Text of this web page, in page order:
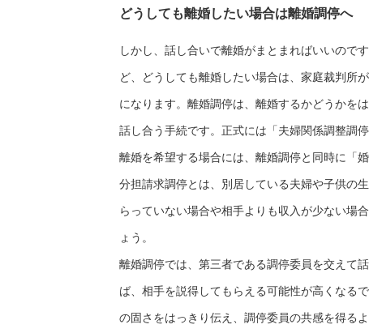
どうしても離婚したい場合は離婚調停へ
しかし、話し合いで離婚がまとまればいいので
ど、どうしても離婚したい場合は、家庭裁判所
になります。離婚調停は、離婚するかどうかを
話し合う手続です。正式には「夫婦関係調整調
離婚を希望する場合には、離婚調停と同時に「
分担請求調停とは、別居している夫婦や子供の
らっていない場合や相手よりも収入が少ない場
ょう。
離婚調停では、第三者である調停委員を交えて
ば、相手を説得してもらえる可能性が高くなる
の固さをはっきり伝え、調停委員の共感を得るよ